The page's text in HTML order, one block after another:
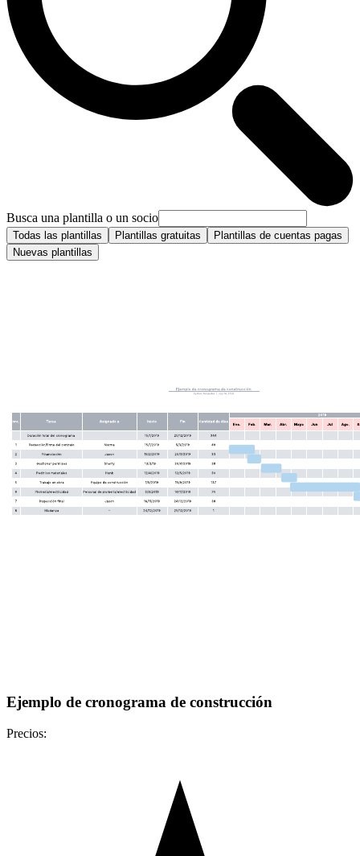
Busca una plantilla o un socio
Todas las plantillas Plantillas gratuitas
Plantillas de cuentas pagas
Nuevas plantillas
Ejemplo de cronograma de construcción
Precios: